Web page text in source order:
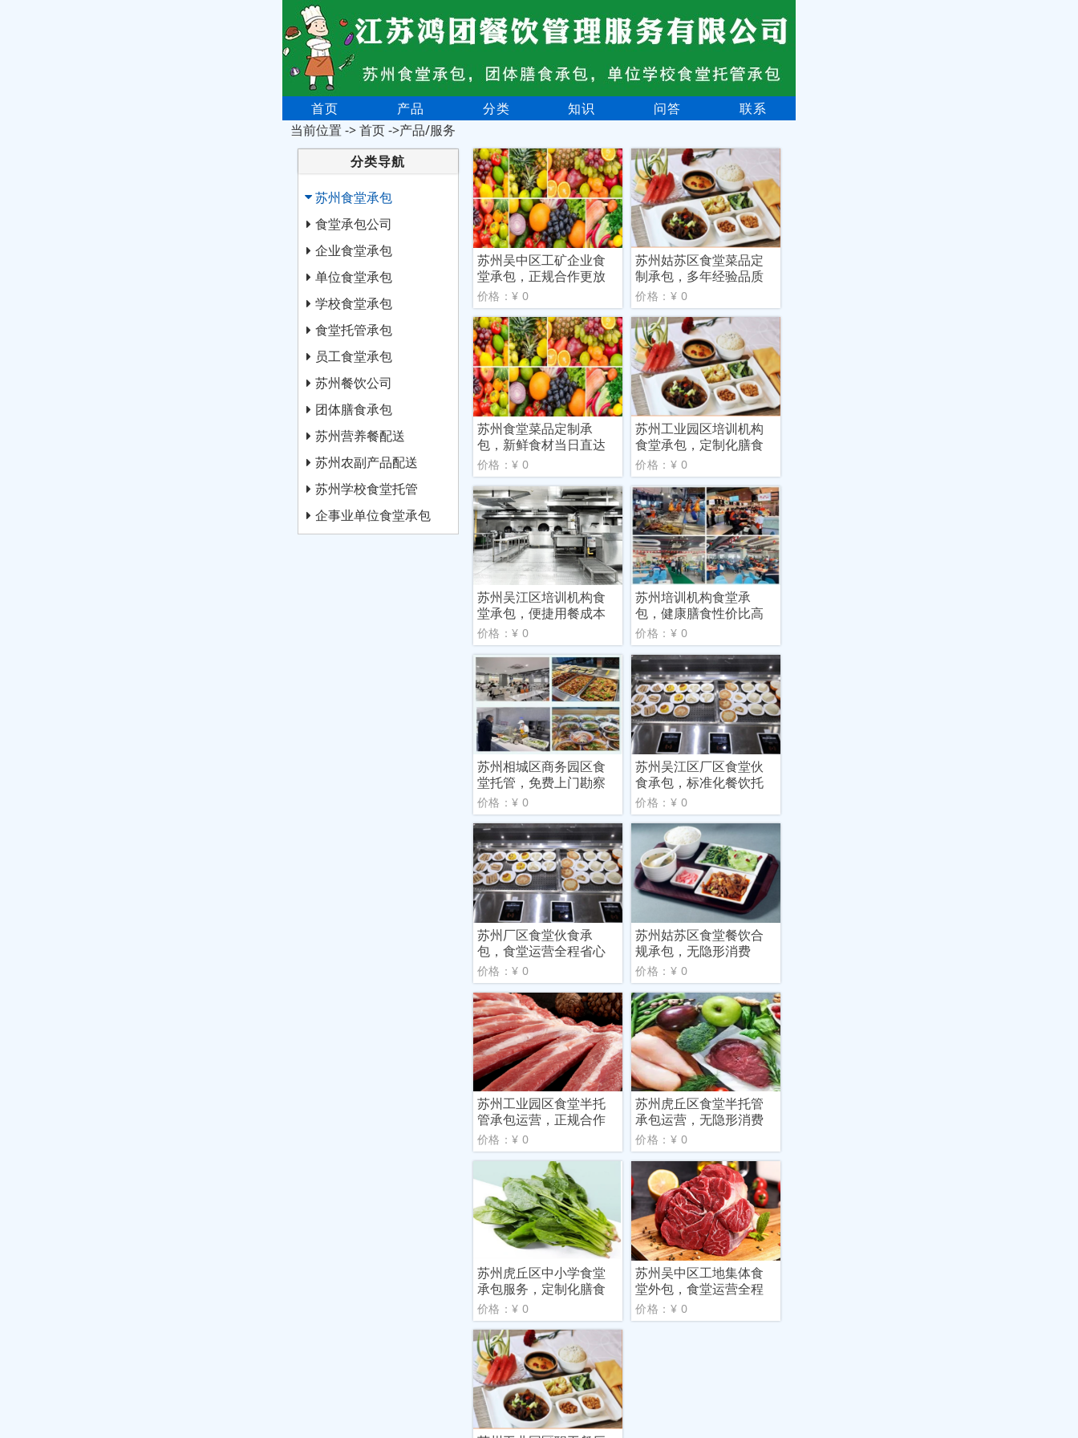
首页 产品 分类 知识 问答
联系
当前位置 ->首页->产品/服务
分类导航
苏州食堂承包
食堂承包公司
企业食堂承包
单位食堂承包
学校食堂承包
食堂托管承包
员工食堂承包
苏州餐饮公司
团体膳食承包
苏州营养餐配送
苏州农副产品配送
苏州学校食堂托管
企事业单位食堂承包
苏州吴中区工矿企业食
堂承包，正规合作更放
心
价格：¥ 0
苏州姑苏区食堂菜品定
制承包，多年经验品质
保障
价格：¥ 0
苏州食堂菜品定制承
包，新鲜食材当日直达
价格：¥ 0
苏州工业园区培训机构
食堂承包，定制化膳食
解决
价格：¥ 0
苏州吴江区培训机构食
堂承包，便捷用餐成本
可控
价格：¥ 0
苏州培训机构食堂承
包，健康膳食性价比高
价格：¥ 0
苏州相城区商务园区食
堂托管，免费上门勘察
报价
价格：¥ 0
苏州吴江区厂区食堂伙
食承包，标准化餐饮托
管方
价格：¥ 0
苏州厂区食堂伙食承
包，食堂运营全程省心
价格：¥ 0
苏州姑苏区食堂餐饮合
规承包，无隐形消费
价格：¥ 0
苏州工业园区食堂半托
管承包运营，正规合作
更放
价格：¥ 0
苏州虎丘区食堂半托管
承包运营，无隐形消费
价格：¥ 0
苏州虎丘区中小学食堂
承包服务，定制化膳食
解决
价格：¥ 0
苏州吴中区工地集体食
堂外包，食堂运营全程
省心
价格：¥ 0